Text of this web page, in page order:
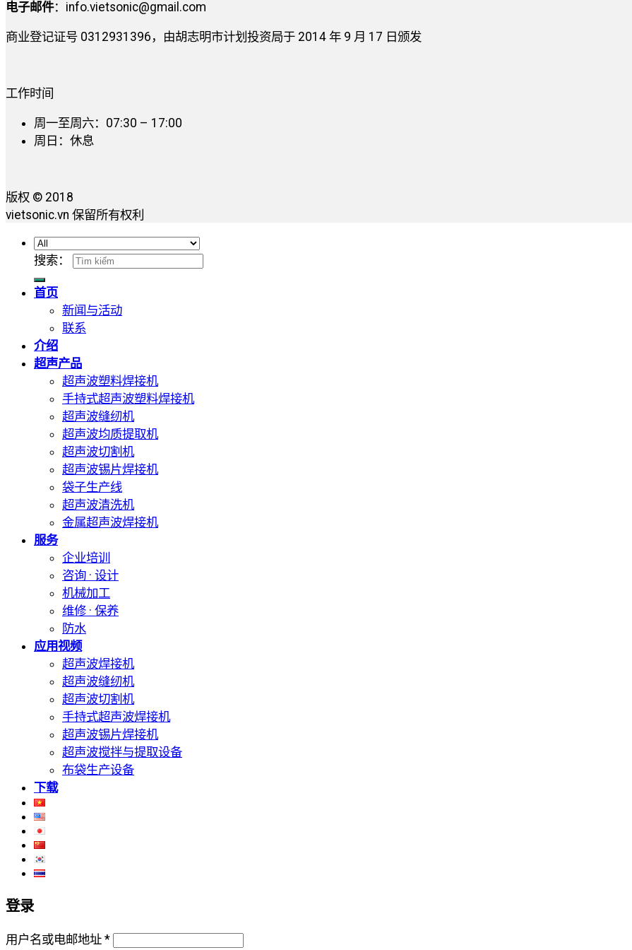
电子邮件： info.vietsonic@gmail.com
商业登记证号 0312931396，由胡志明市计划投资局于 2014 年 9 月 17 日颁发
工作时间
周一至周六：07:30 – 17:00
周日：休息
版权 © 2018
vietsonic.vn 保留所有权利
搜索：
首页
新闻与活动
联系
介绍
超声产品
超声波塑料焊接机
手持式超声波塑料焊接机
超声波缝纫机
超声波均质提取机
超声波切割机
超声波锡片焊接机
袋子生产线
超声波清洗机
金属超声波焊接机
服务
企业培训
咨询 · 设计
机械加工
维修 · 保养
防水
应用视频
超声波焊接机
超声波缝纫机
超声波切割机
手持式超声波焊接机
超声波锡片焊接机
超声波搅拌与提取设备
布袋生产设备
下载
登录
用户名或电邮地址 *